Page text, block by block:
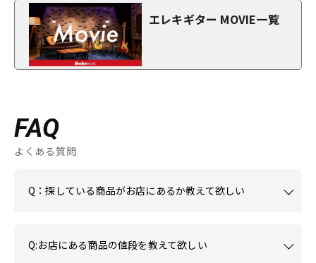
エレキギター MOVIE一覧
FAQ
よくある質問
Q：探している商品がお店にあるか教えて欲しい
Q:お店にある商品の値段を教えて欲しい